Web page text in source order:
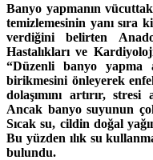
Banyo yapmanın
temizlemesinin yanı sıra
verdiğini belirten
Hastalıkları ve
“Düzenli banyo yapma
birikmesini önleyerek
dolaşımını artırır,
Ancak banyo suyunun
Sıcak su, cildin doğal
Bu yüzden ılık su
bulundu.